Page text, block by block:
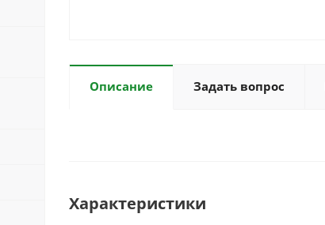
Описание Задать вопрос
Характеристики